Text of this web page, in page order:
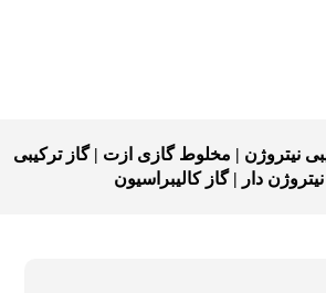
نیتروژن | مخلوط گازی ازت | گاز ترکیبی
نیتروژن دار | گاز کالیبراسیون